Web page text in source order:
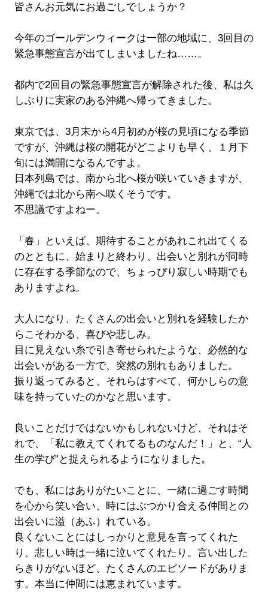
皆さんお元気にお過ごしでしょうか？
今年のゴールデンウィークは一部の地域に、3回目の
緊急事態宣言が出てしまいましたね……。
都内で2回目の緊急事態宣言が解除された後、私は久
しぶりに実家のある沖縄へ帰ってきました。
東京では、3月末から4月初めが桜の見頃になる季節
ですが、沖縄は桜の開花がどこよりも早く、１月下
旬には満開になるんですよ。
日本列島では、南から北へ桜が咲いていきますが、
沖縄では北から南へ咲くそうです。
不思議ですよねー。
「春」といえば、期待することがあれこれ出てくる
のとともに、始まりと終わり、出会いと別れが同時
に存在する季節なので、ちょっぴり寂しい時期でも
ありますよね。
大人になり、たくさんの出会いと別れを経験したか
らこそわかる、喜びや悲しみ。
目に見えない糸で引き寄せられたような、必然的な
出会いがある一方で、突然の別れもありました。
振り返ってみると、それらはすべて、何かしらの意
味を持っていたのかなと思います。
良いことだけではないかもしれないけど、それはそ
れで、「私に教えてくれてるものなんだ！」と、“人
生の学び”と捉えられるようになりました。
でも、私にはありがたいことに、一緒に過ごす時間
を心から笑い合い、時にはぶつかり合える仲間との
出会いに溢（あふ）れている。
良くないことにはしっかりと意見を言ってくれた
り、悲しい時は一緒に泣いてくれたり。言い出した
らきりがないほど、たくさんのエピソードがありま
す。本当に仲間には恵まれています。